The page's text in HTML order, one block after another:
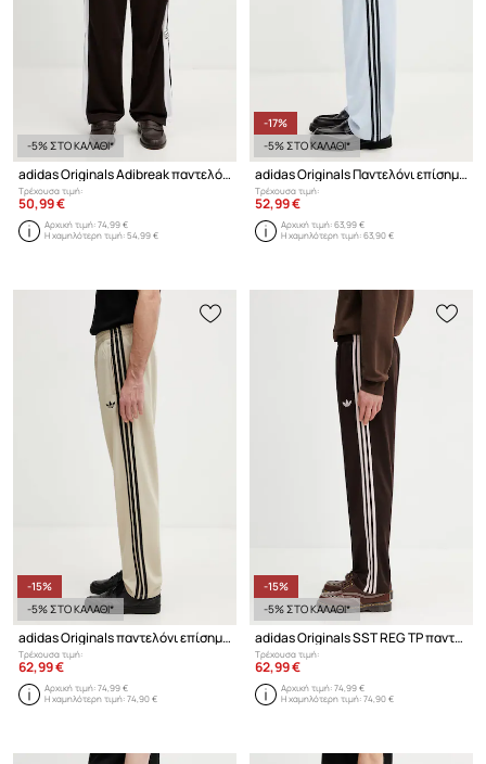
-5% ΣΤΟ ΚΑΛΑΘΙ*
adidas Originals Adibreak παντελόνι επίσημο Ανδρικό
Τρέχουσα τιμή:
50,99 €
Αρχική τιμή:74,99 €
Η χαμηλότερη τιμή:54,99 €
-17%
-5% ΣΤΟ ΚΑΛΑΘΙ*
adidas Originals Παντελόνι επίσημο ανδρικό
Τρέχουσα τιμή:
52,99 €
Αρχική τιμή:63,99 €
Η χαμηλότερη τιμή:63,90 €
-15%
-5% ΣΤΟ ΚΑΛΑΘΙ*
adidas Originals παντελόνι επίσημο με βαμβάκι Ανδρικό
Τρέχουσα τιμή:
62,99 €
Αρχική τιμή:74,99 €
Η χαμηλότερη τιμή:74,90 €
-15%
-5% ΣΤΟ ΚΑΛΑΘΙ*
adidas Originals SST REG TP παντελόνι επίσημο Ανδρικό
Τρέχουσα τιμή:
62,99 €
Αρχική τιμή:74,99 €
Η χαμηλότερη τιμή:74,90 €